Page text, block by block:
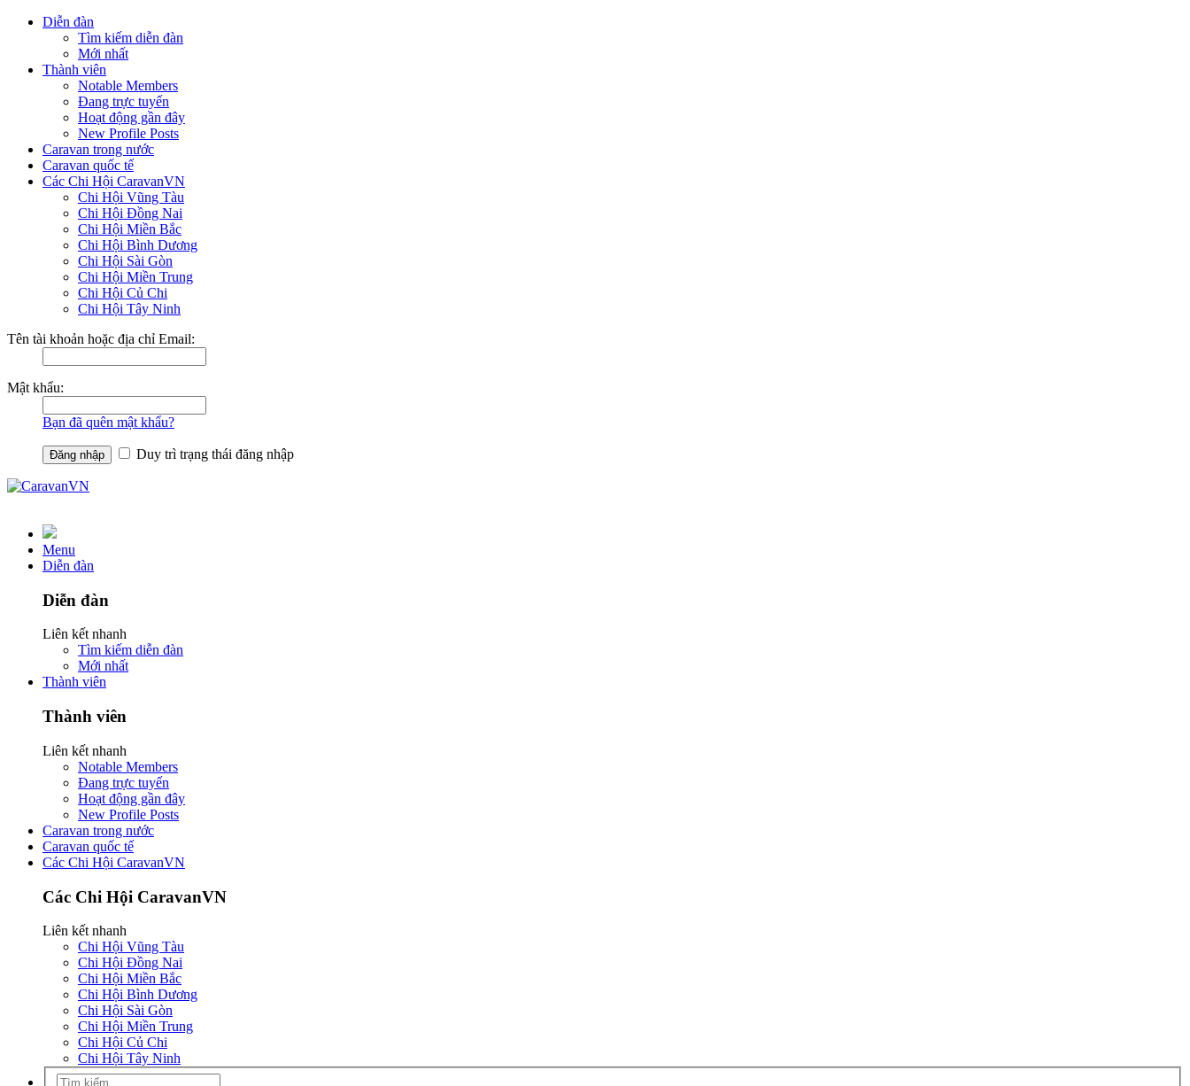
Diễn đàn
Tìm kiếm diễn đàn
Mới nhất
Thành viên
Notable Members
Đang trực tuyến
Hoạt động gần đây
New Profile Posts
Caravan trong nước
Caravan quốc tế
Các Chi Hội CaravanVN
Chi Hội Vũng Tàu
Chi Hội Đồng Nai
Chi Hội Miền Bắc
Chi Hội Bình Dương
Chi Hội Sài Gòn
Chi Hội Miền Trung
Chi Hội Củ Chi
Chi Hội Tây Ninh
Tên tài khoản hoặc địa chỉ Email:
Mật khẩu:
Bạn đã quên mật khẩu?
Duy trì trạng thái đăng nhập
Menu
Diễn đàn
Diễn đàn
Liên kết nhanh
Tìm kiếm diễn đàn
Mới nhất
Thành viên
Thành viên
Liên kết nhanh
Notable Members
Đang trực tuyến
Hoạt động gần đây
New Profile Posts
Caravan trong nước
Caravan quốc tế
Các Chi Hội CaravanVN
Các Chi Hội CaravanVN
Liên kết nhanh
Chi Hội Vũng Tàu
Chi Hội Đồng Nai
Chi Hội Miền Bắc
Chi Hội Bình Dương
Chi Hội Sài Gòn
Chi Hội Miền Trung
Chi Hội Củ Chi
Chi Hội Tây Ninh